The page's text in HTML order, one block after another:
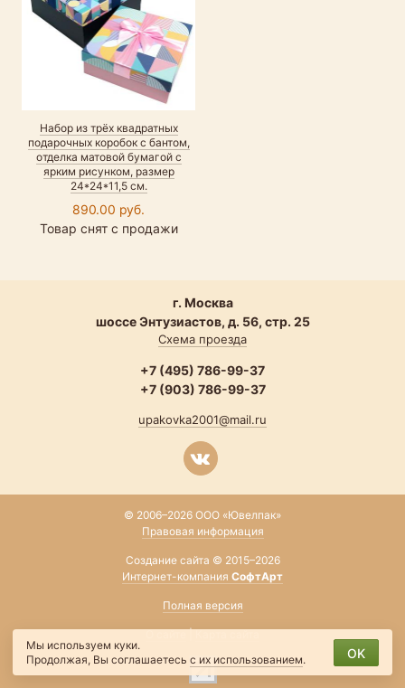
Набор из трёх квадратных
подарочных коробок с бантом,
отделка матовой бумагой с
ярким рисунком, размер
24*24*11,5 см.
890.00 руб.
Товар снят с продажи
г. Москва
шоссе Энтузиастов, д. 56, стр. 25
Схема проезда
+7 (495) 786-99-37
+7 (903) 786-99-37
upakovka2001@mail.ru
© 2006–2026 ООО «Ювелпак»
Правовая информация
Создание сайта © 2015–2026
Интернет-компания СофтАрт
Полная версия
Мы используем куки.
Продолжая, Вы соглашаетесь с их использованием. OK